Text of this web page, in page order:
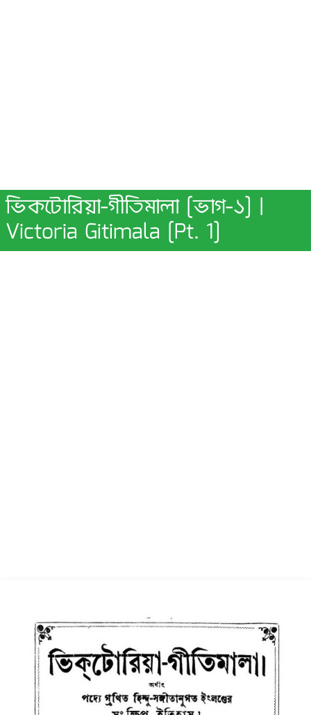
ভিকটোরিয়া-গীতিমালা [ভাগ-১] |
Victoria Gitimala [Pt. 1]